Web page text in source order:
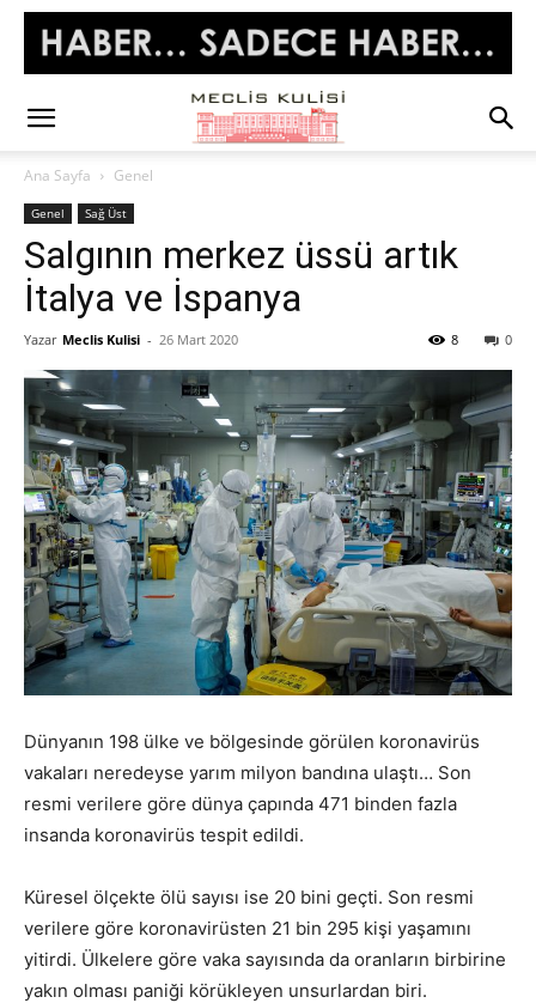
Ana Sayfa Genel
Genel Sağ Üst
Salgının merkez üssü artık
İtalya ve İspanya
Yazar Meclis Kulisi - 26 Mart 2020 0
8
Dünyanın 198 ülke ve bölgesinde görülen koronavirüs
vakaları neredeyse yarım milyon bandına ulaştı… Son
resmi verilere göre dünya çapında 471 binden fazla
insanda koronavirüs tespit edildi.
Küresel ölçekte ölü sayısı ise 20 bini geçti. Son resmi
verilere göre koronavirüsten 21 bin 295 kişi yaşamını
yitirdi. Ülkelere göre vaka sayısında da oranların birbirine
yakın olması paniği körükleyen unsurlardan biri.